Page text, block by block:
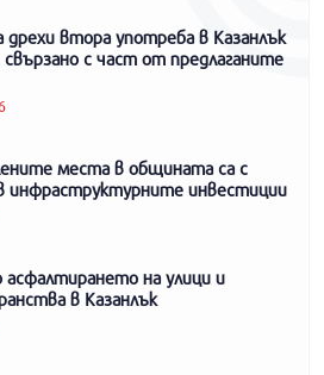
дрехи втора употреба в Казанлък
с част от предлаганите
места в общината са с
инфраструктурните инвестиции
асфалтирането на улици и
в Казанлък